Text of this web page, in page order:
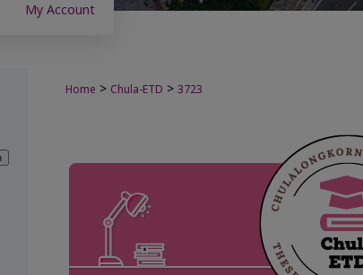
My Account
Home > Chula-ETD > 3723